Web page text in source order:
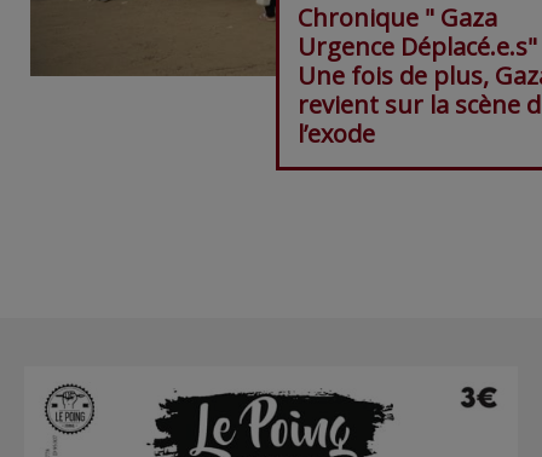
Chronique " Gaza
Urgence
Une fois de plus,
revient sur la scène
l’exode